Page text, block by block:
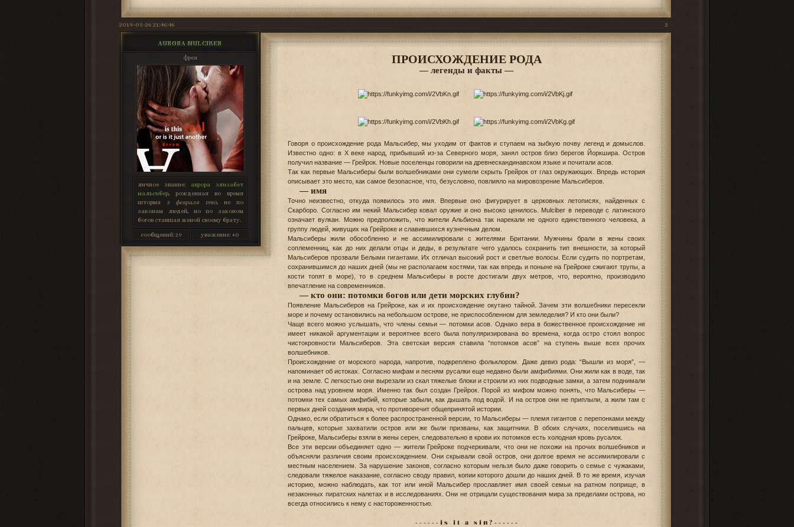
2
2019-05-26 21:46:46
AURORA MULCIBER
фрея
личное звание:
аврора элизабет
мальсибер, рожденная во время
шторма 3 февраля 1980, не по
законам людей, но по законом
богов ставшая женой своему брату.
сообщений:29 уважение: +0
ПРОИСХОЖДЕНИЕ РОДА
— легенды и факты —
Говоря о происхождение рода Мальсибер, мы уходим от фактов и ступаем на зыбкую почву легенд и домыслов.
Известно одно: в X веке народ, прибывший из-за Северного моря, занял остров близ берегов Йоркшира. Остров
получил название — Грейрок. Новые поселенцы говорили на древнескандинавском языке и почитали асов.
Так как первые Мальсиберы были волшебниками они сумели скрыть Грейрок от глаз окружающих. Впредь история
описывает это место, как самое безопасное, что, безусловно, повлияло на мировозрение Мальсиберов.
— имя
Точно неизвестно, откуда появилось это имя. Впервые оно фигурирует в церковных летописях, найденных с
Скарборо. Согласно им некий Мальсибер ковал оружие и оно высоко ценилось. Mulciber в переводе с латинского
означает вулкан. Можно предположить, что жители Альбиона так нарекали не одного единственного человека, а
группу людей, живущих на Грейроке и славившихся кузнечным делом.
Мальсиберы жили обособленно и не ассимилировали с жителями Британии. Мужчины брали в жены своих
соплеменниц, как до них делали отцы и деды, в результате чего удалось сохранить тип внешности, за который
Мальсиберов прозвали Белыми гигантами. Их отличал высокий рост и светлые волосы. Если судить по портретам,
сохранившимся до наших дней (мы не располагаем костями, так как впредь и поныне на Грейроке сжигают трупы, а
кости топят в море), то в среднем Мальсиберы в росте достигали двух метров, что, вероятно, производило
впечатление на современников.
— кто они: потомки богов или дети морских глубин?
Появление Мальсиберов на Грейроке, как и их происхождение окутано тайной. Зачем эти волшебники пересекли
море и почему остановились на небольшом острове, не приспособленном для земледелия? И кто они были?
Чаще всего можно услышать, что члены семьи — потомки асов. Однако вера в божественное происхождение не
имеет никакой аргументации и вероятнее всего была популяризирована во времена, когда остро стоял вопрос
чистокровности Мальсиберов. Эта светская версия ставила “потомков асов” на ступень выше всех прочих
волшебников.
Происхождение от морского народа, напротив, подкреплено фольклором. Даже девиз рода: “Вышли из моря”, —
напоминает об истоках. Согласно мифам и песням русалки еще недавно были амфибиями. Они жили как в воде, так
и на земле. С легкостью они вырезали из скал тяжелые блоки и строили из них подводные замки, а затем поднимали
острова над уровнем моря. Именно так был создан Грейрок. Порой из мифом можно понять, что Мальсиберы —
потомки тех самых амфибий, которые забыли, как дышать под водой. И на остров они не приплыли, а жили там с
первых дней создания мира, что противоречит общепринятой истории.
Однако, если обратиться к более распространенной версии, то Мальсиберы — племя гигантов с перепонками между
пальцев, которые захватили остров или же были призваны, как защитники. В обоих случаях, поселившись на
Грейроке, Мальсиберы взяли в жены серен, следовательно в крови их потомков есть холодная кровь русалок.
Все эти версии объединяет одно — жители Грейроке подчеркивали, что они не похожи на прочих волшебников и
объясняли различия своим происхождением. Они скрывали свой остров, они долгое время не ассимилировали с
местным населением. За нарушение законов, согласно которым нельзя было даже говорить о семье с чужаками,
следовали тяжелое наказание, согласно своду правил, копии которого дошли до наших дней. В то же время, изучая
историю, можно наблюдать, как тот или иной Мальсибер прославляет имя своей семьи на ратном поприще, в
незаконных пиратских налетах и в исследованиях. Они не отрицали существования мира за пределами острова, но
всегда относились к нему с настороженностью.
- - - - - - i s i t a s i n ? - - - - - -